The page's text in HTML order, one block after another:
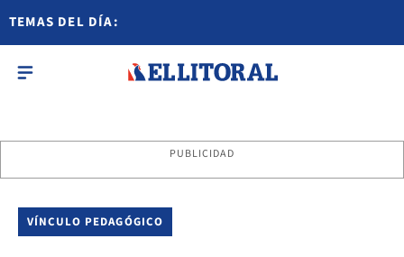
TEMAS DEL DÍA:
PUBLICIDAD
VÍNCULO PEDAGÓGICO